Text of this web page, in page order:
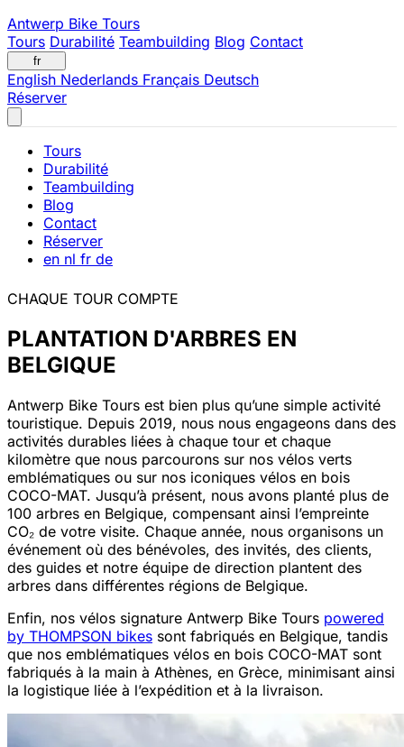
Antwerp Bike Tours
Tours Durabilité Teambuilding Blog Contact
fr
English Nederlands Français Deutsch
Réserver
Tours
Durabilité
Teambuilding
Blog
Contact
Réserver
en nl fr de
CHAQUE TOUR COMPTE
PLANTATION D'ARBRES EN
BELGIQUE
Antwerp Bike Tours est bien plus qu’une simple activité
touristique. Depuis 2019, nous nous engageons dans des
activités durables liées à chaque tour et chaque
kilomètre que nous parcourons sur nos vélos verts
emblématiques ou sur nos iconiques vélos en bois
COCO-MAT. Jusqu’à présent, nous avons planté plus de
100 arbres en Belgique, compensant ainsi l’empreinte
CO₂ de votre visite. Chaque année, nous organisons un
événement où des bénévoles, des invités, des clients,
des guides et notre équipe de direction plantent des
arbres dans différentes régions de Belgique.
Enfin, nos vélos signature Antwerp Bike Tours powered
by THOMPSON bikes sont fabriqués en Belgique, tandis
que nos emblématiques vélos en bois COCO-MAT sont
fabriqués à la main à Athènes, en Grèce, minimisant ainsi
la logistique liée à l’expédition et à la livraison.